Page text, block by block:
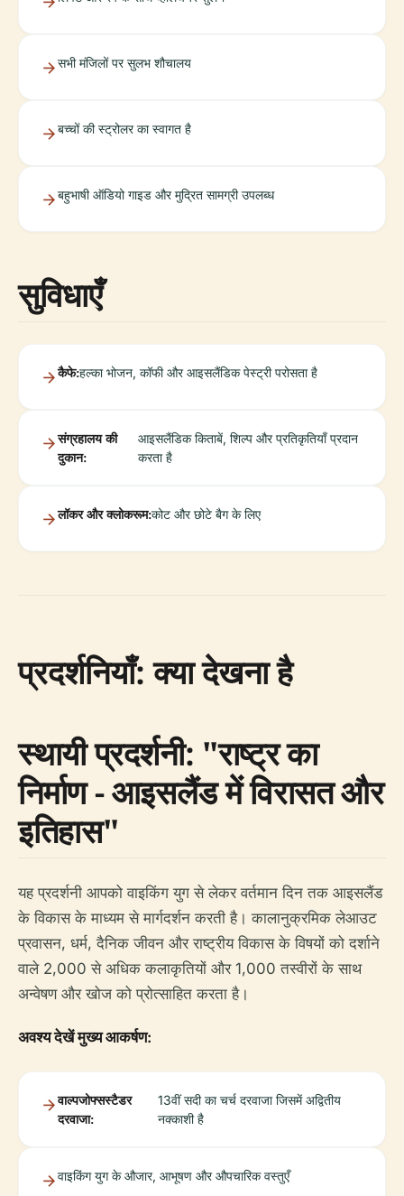
सभी मंजिलों पर सुलभ शौचालय
बच्चों की स्ट्रोलर का स्वागत है
बहुभाषी ऑडियो गाइड और मुद्रित सामग्री उपलब्ध
सुविधाएँ
कैफे:हल्का भोजन, कॉफी और आइसलैंडिक पेस्ट्री परोसता है
संग्रहालय की
दुकान:
आइसलैंडिक किताबें, शिल्प और प्रतिकृतियाँ प्रदान
करता है
लॉकर और क्लोकरूम:कोट और छोटे बैग के लिए
प्रदर्शनियाँ: क्या देखना है
स्थायी प्रदर्शनी: "राष्ट्र का
निर्माण - आइसलैंड में विरासत और
इतिहास"
यह प्रदर्शनी आपको वाइकिंग युग से लेकर वर्तमान दिन तक आइसलैंड
के विकास के माध्यम से मार्गदर्शन करती है। कालानुक्रमिक लेआउट
प्रवासन, धर्म, दैनिक जीवन और राष्ट्रीय विकास के विषयों को दर्शाने
वाले 2,000 से अधिक कलाकृतियों और 1,000 तस्वीरों के साथ
अन्वेषण और खोज को प्रोत्साहित करता है।
अवश्य देखें मुख्य आकर्षण:
वाल्पजोफ्सस्टैडर
दरवाजा:
13वीं सदी का चर्च दरवाजा जिसमें अद्वितीय
नक्काशी है
वाइकिंग युग के औजार, आभूषण और औपचारिक वस्तुएँ